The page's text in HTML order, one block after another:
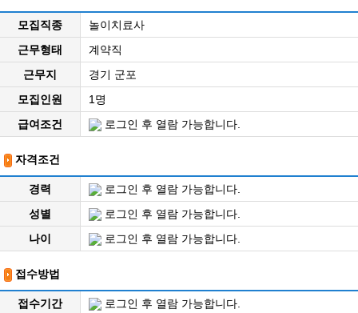
모집직종
놀이치료사
근무형태
계약직
근무지
경기 군포
모집인원
1명
급여조건
로그인 후 열람 가능합니다.
자격조건
경력
로그인 후 열람 가능합니다.
성별
로그인 후 열람 가능합니다.
나이
로그인 후 열람 가능합니다.
접수방법
접수기간 로그인 후 열람 가능합니다.